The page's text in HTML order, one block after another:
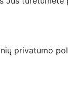
privatumo